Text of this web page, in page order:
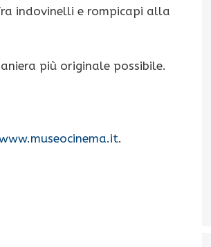
indovinelli e rompicapi alla
più originale possibile.
.